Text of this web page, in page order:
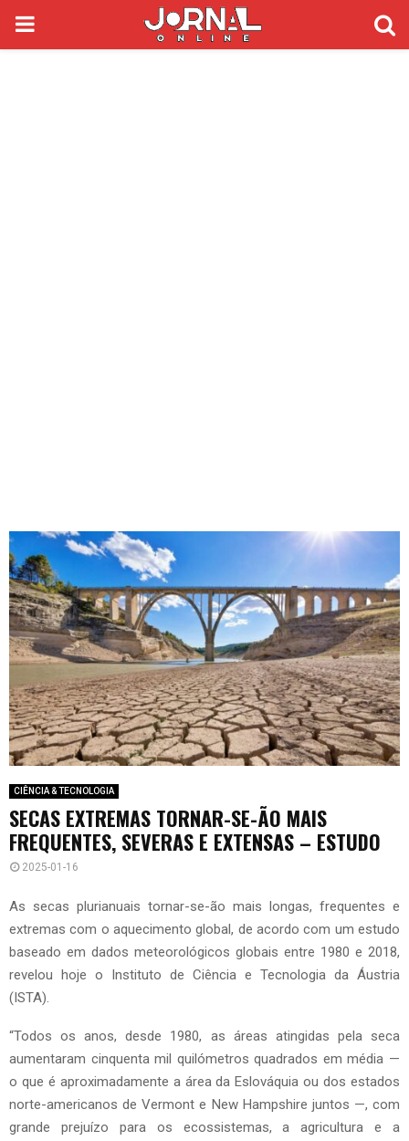
PRIMARY
CIÊNCIA & TECNOLOGIA
SECAS EXTREMAS TORNAR-SE-ÃO MAIS
FREQUENTES, SEVERAS E EXTENSAS – ESTUDO
2025-01-16
As secas plurianuais tornar-se-ão mais longas, frequentes e
extremas com o aquecimento global, de acordo com um estudo
baseado em dados meteorológicos globais entre 1980 e 2018,
revelou hoje o Instituto de Ciência e Tecnologia da Áustria
(ISTA).
“Todos os anos, desde 1980, as áreas atingidas pela seca
aumentaram cinquenta mil quilómetros quadrados em média —
o que é aproximadamente a área da Eslováquia ou dos estados
norte-americanos de Vermont e New Hampshire juntos —, com
grande prejuízo para os ecossistemas, a agricultura e a